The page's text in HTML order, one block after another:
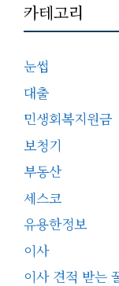
카테고리
눈썹
대출
민생회복지원금
보청기
부동산
세스코
유용한정보
이사
이사 견적 받는